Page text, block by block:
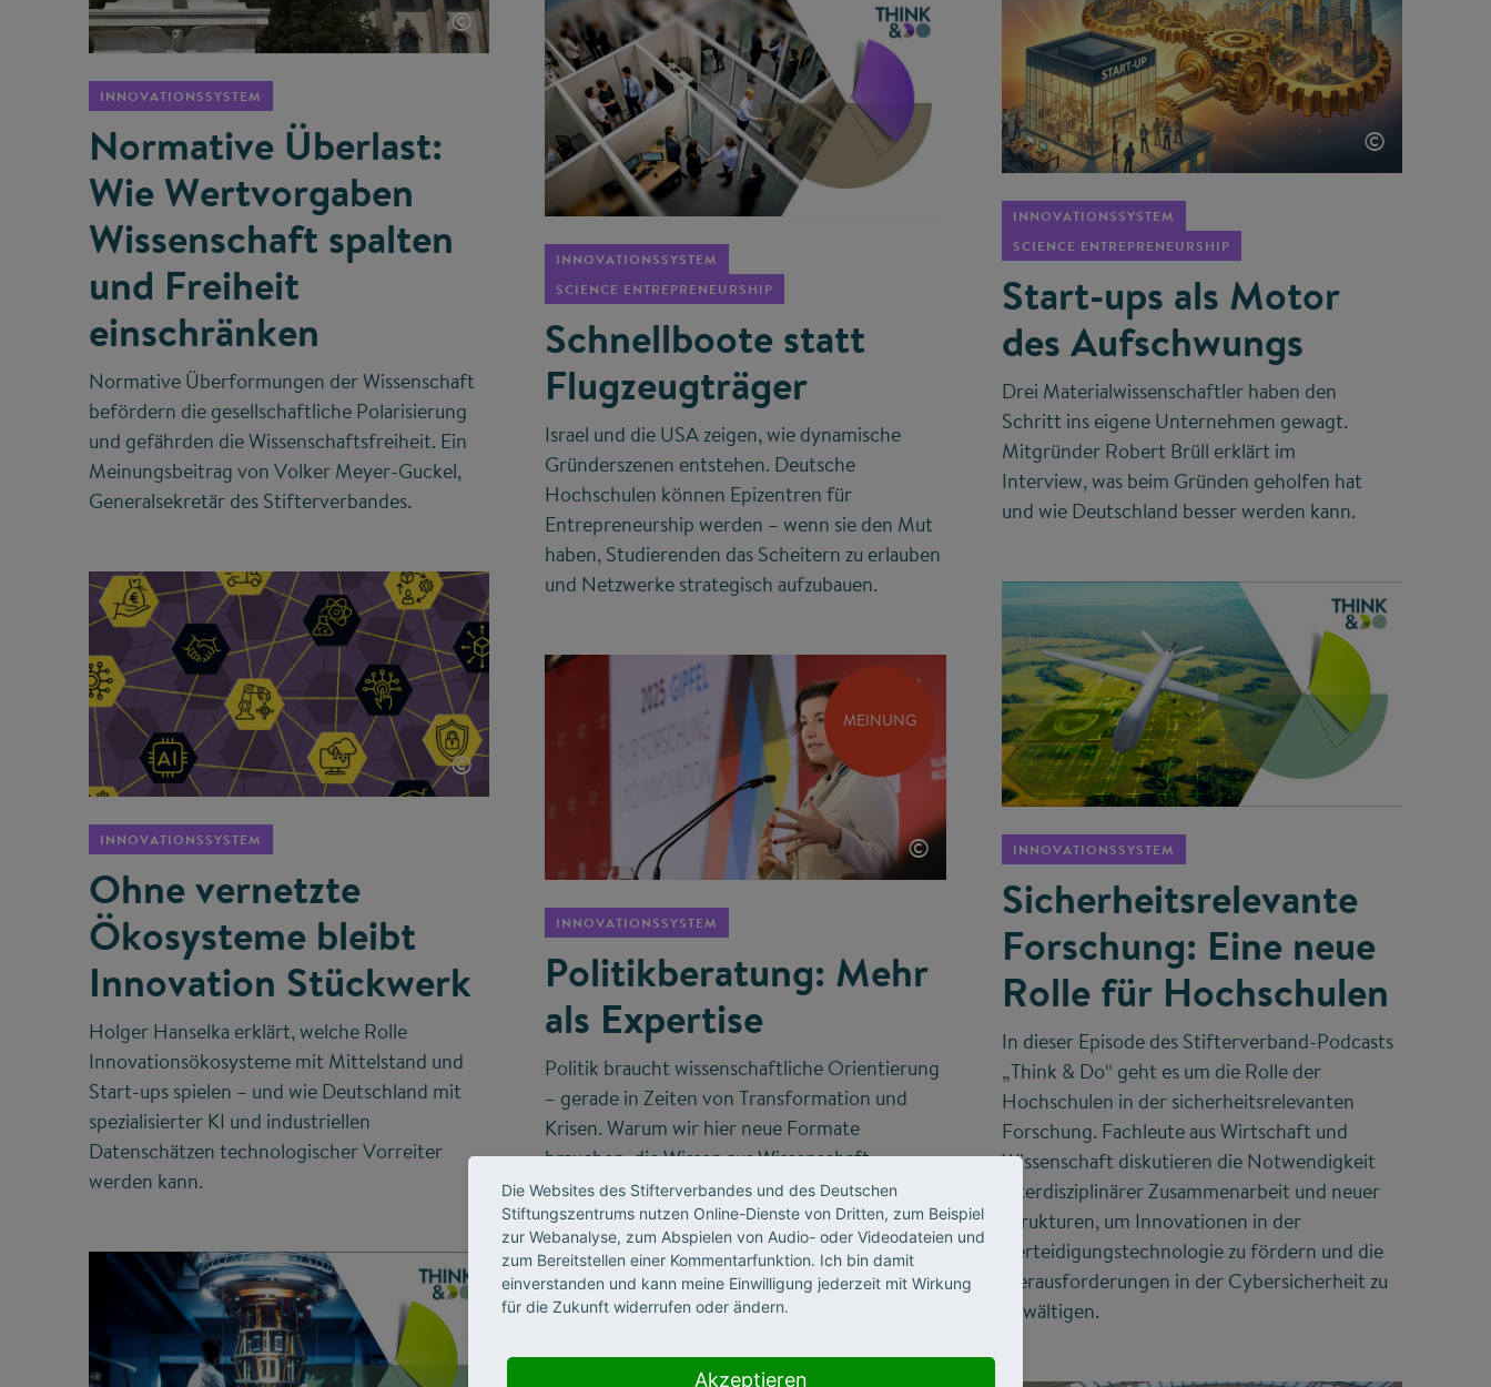
©
INNOVATIONSSYSTEM
Normative Überlast:
Wie Wertvorgaben
Wissenschaft spalten
und Freiheit
einschränken
Normative Überformungen der Wissenschaft
befördern die gesellschaftliche Polarisierung
und gefährden die Wissenschaftsfreiheit. Ein
Meinungsbeitrag von Volker Meyer-Guckel,
Generalsekretär des Stifterverbandes.
INNOVATIONSSYSTEM
SCIENCE ENTREPRENEURSHIP
Schnellboote statt
Flugzeugträger
Israel und die USA zeigen, wie dynamische
Gründerszenen entstehen. Deutsche
Hochschulen können Epizentren für
Entrepreneurship werden – wenn sie den Mut
haben, Studierenden das Scheitern zu erlauben
und Netzwerke strategisch aufzubauen.
©
INNOVATIONSSYSTEM
SCIENCE ENTREPRENEURSHIP
Start-ups als Motor
des Aufschwungs
Drei Materialwissenschaftler haben den
Schritt ins eigene Unternehmen gewagt.
Mitgründer Robert Brüll erklärt im
Interview, was beim Gründen geholfen hat
und wie Deutschland besser werden kann.
©
INNOVATIONSSYSTEM
Ohne vernetzte
Ökosysteme bleibt
Innovation Stückwerk
Holger Hanselka erklärt, welche Rolle
Innovationsökosysteme mit Mittelstand und
Start-ups spielen – und wie Deutschland mit
spezialisierter KI und industriellen
Datenschätzen technologischer Vorreiter
werden kann.
MEINUNG
©
INNOVATIONSSYSTEM
Politikberatung: Mehr
als Expertise
Politik braucht wissenschaftliche Orientierung
– gerade in Zeiten von Transformation und
Krisen. Warum wir hier neue Formate
brauchen, die Wissen aus Wissenschaft,
Wirtschaft und Gesellschaft bündeln, erklärt
Volker Meyer-Guckel, Generalsekretär des
Stifterverbandes.
INNOVATIONSSYSTEM
Sicherheitsrelevante
Forschung: Eine neue
Rolle für Hochschulen
In dieser Episode des Stifterverband-Podcasts
„Think & Do“ geht es um die Rolle der
Hochschulen in der sicherheitsrelevanten
Forschung. Fachleute aus Wirtschaft und
Wissenschaft diskutieren die Notwendigkeit
interdisziplinärer Zusammenarbeit und neuer
Strukturen, um Innovationen in der
Verteidigungstechnologie zu fördern und die
Herausforderungen in der Cybersicherheit zu
bewältigen.
Die Websites des Stifterverbandes und des Deutschen
Stiftungszentrums nutzen Online-Dienste von Dritten, zum Beispiel
zur Webanalyse, zum Abspielen von Audio- oder Videodateien und
zum Bereitstellen einer Kommentarfunktion. Ich bin damit
einverstanden und kann meine Einwilligung jederzeit mit Wirkung
für die Zukunft widerrufen oder ändern.
Akzeptieren